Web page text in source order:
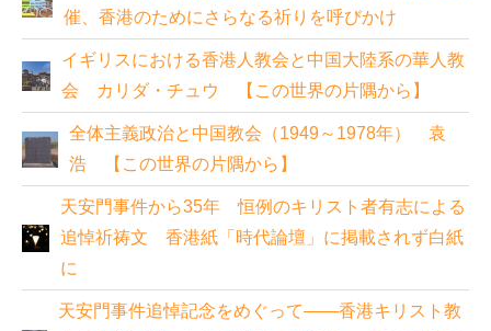
催、香港のためにさらなる祈りを呼びかけ
イギリスにおける香港人教会と中国大陸系の華人教
会 カリダ・チュウ 【この世界の片隅から】
全体主義政治と中国教会（1949～1978年） 袁
浩 【この世界の片隅から】
天安門事件から35年 恒例のキリスト者有志による
追悼祈祷文 香港紙「時代論壇」に掲載されず白紙
に
天安門事件追悼記念をめぐって――香港キリスト教